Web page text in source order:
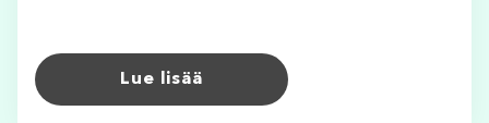
Lue lisää